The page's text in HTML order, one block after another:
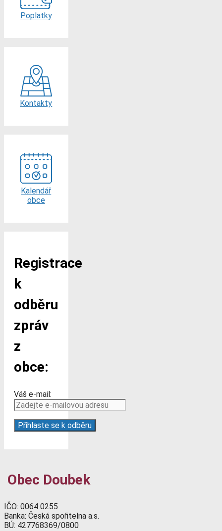
Poplatky
Kontakty
Kalendář
obce
Registrace
k
odběru
zpráv
z
obce:
Váš e-mail:
Obec Doubek
IČO: 0064 0255
Banka: Česká spořitelna a.s.
BÚ: 427768369/0800